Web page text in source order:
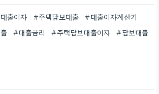
출이자 #주택담보대출
#대출이자계산기
#대출금리 #주택담보대출이자
#담보대출